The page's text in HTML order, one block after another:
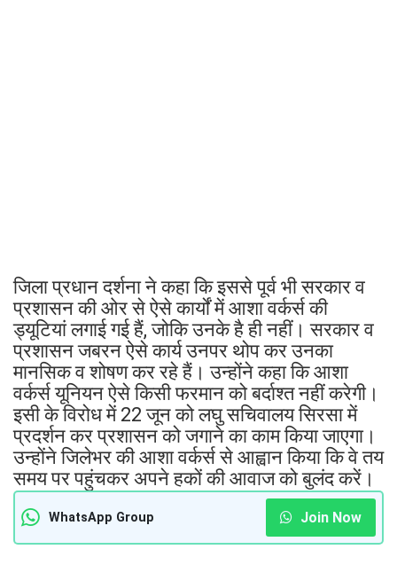
जिला प्रधान दर्शना ने कहा कि इससे पूर्व भी सरकार व
प्रशासन की ओर से ऐसे कार्यों में आशा वर्कर्स की
ड्यूटियां लगाई गई हैं, जोकि उनके है ही नहीं। सरकार व
प्रशासन जबरन ऐसे कार्य उनपर थोप कर उनका
मानसिक व शोषण कर रहे हैं। उन्होंने कहा कि आशा
वर्कर्स यूनियन ऐसे किसी फरमान को बर्दाश्त नहीं करेगी।
इसी के विरोध में 22 जून को लघु सचिवालय सिरसा में
प्रदर्शन कर प्रशासन को जगाने का काम किया जाएगा।
उन्होंने जिलेभर की आशा वर्कर्स से आह्वान किया कि वे तय
समय पर पहुंचकर अपने हकों की आवाज को बुलंद करें।
WhatsApp Group Join Now